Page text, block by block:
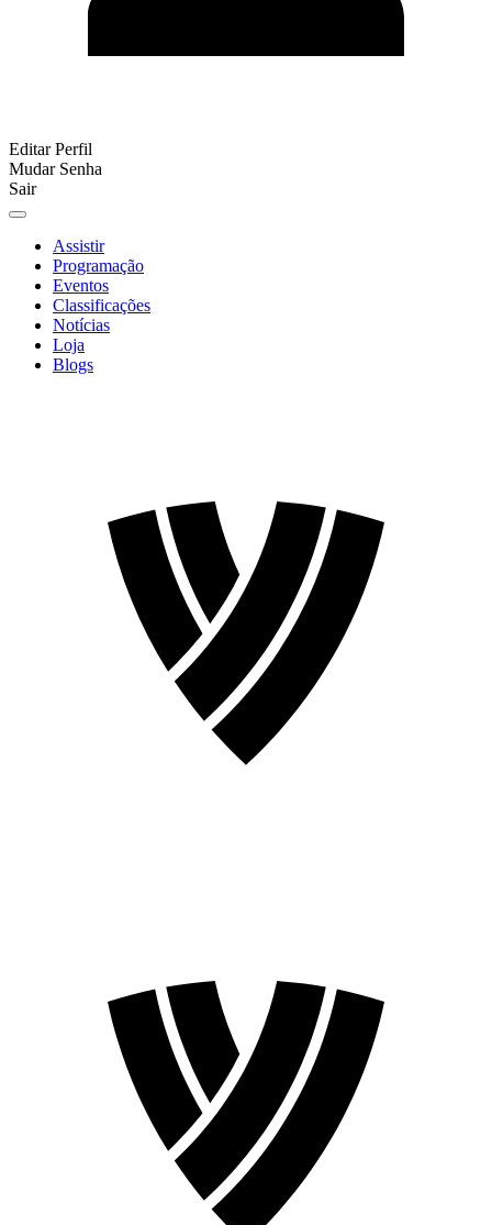
Editar Perfil
Mudar Senha
Sair
Assistir
Programação
Eventos
Classificações
Notícias
Loja
Blogs